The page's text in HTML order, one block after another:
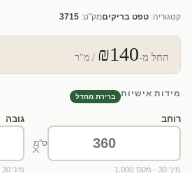
קטגוריה: טפט בריקיםמק"ט: 3715
החל מ-₪140 / מ"ר
מידות אישיות ברירת מחדל
רוחב
ס"מ
מינ' 30 · מקס' 1,000
×
גובה
מינ' 30 · מקס' 500